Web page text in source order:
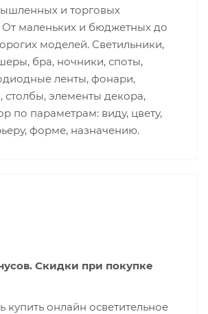
и торговых
маленьких и бюджетных до
моделей. Светильники,
бра, ночники, споты,
ленты, фонари,
столбы, элементы декора,
по параметрам: виду, цвету,
форме, назначению.
Скидки при покупке
купить онлайн осветительное